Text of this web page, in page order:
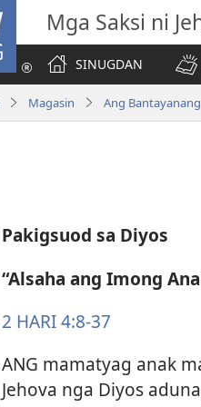
Mga Saksi ni
SINUGDAN
Magasin Ang
Pakigsuod sa Diyos
“Alsaha ang Imong
2 HARI 4:8-37
ANG mamatyag anak
Jehova nga Diyos